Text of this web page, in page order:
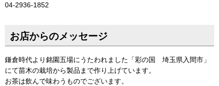
04-2936-1852
お店からのメッセージ
鎌倉時代より銘園五場にうたわれました「彩の国 埼玉県入間市」
にて苗木の栽培から製品まで作り上げています。
お茶は飲んで味わうものでございます。